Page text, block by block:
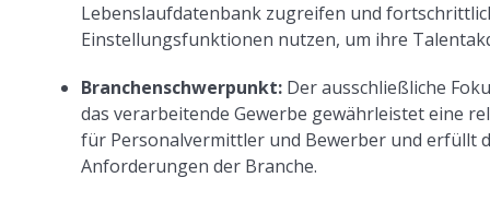
Lebenslaufdatenbank zugreifen und
Einstellungsfunktionen nutzen, um ihre
Branchenschwerpunkt:Der ausschließliche
das verarbeitende Gewerbe gewährleistet eine
für Personalvermittler und Bewerber und erfüllt
Anforderungen der Branche.